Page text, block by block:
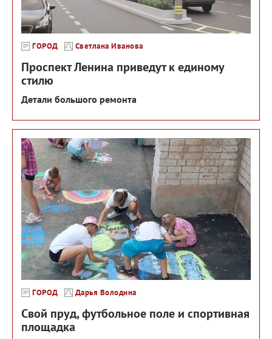
ГОРОД Светлана Иванова
Проспект Ленина приведут к единому
стилю
Детали большого ремонта
ГОРОД Дарья Володина
Свой пруд, футбольное поле и спортивная
площадка